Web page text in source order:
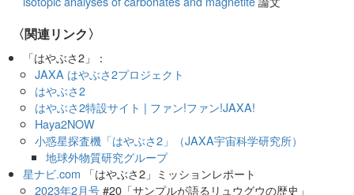
〈関連リンク〉
「はやぶさ2」：
JAXA はやぶさ2プロジェクト
はやぶさ2
はやぶさ2特設サイト | ファン!ファン!JAXA!
Haya2NOW
小惑星探査機「はやぶさ2」（JAXA宇宙科学研究所）
地球外物質研究グループ
星ナビ.com 「はやぶさ2」ミッションレポート
2023年2月号#20「サンプルが語るリュウグウの歴史」